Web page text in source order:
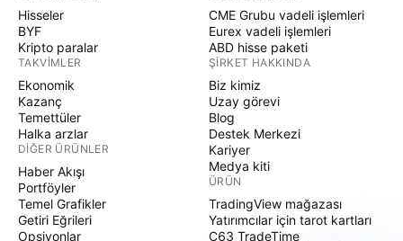
Hisseler
BYF
Kripto paralar
TAKVIMLER
Ekonomik
Kazanç
Temettüler
Halka arzlar
DIĞER ÜRÜNLER
Haber Akışı
Portföyler
Temel Grafikler
Getiri Eğrileri
Opsiyonlar
CME Grubu vadeli işlemleri
Eurex vadeli işlemleri
ABD hisse paketi
ŞIRKET HAKKINDA
Biz kimiz
Uzay görevi
Blog
Destek Merkezi
Kariyer
Medya kiti
ÜRÜN
TradingView mağazası
Yatırımcılar için tarot kartları
C63 TradeTime